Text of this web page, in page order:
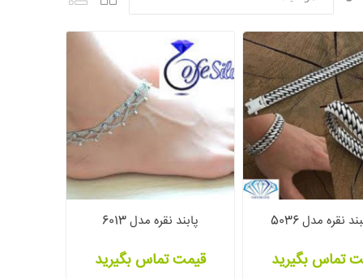
نقره مدل 5036
تماس بگیرید
پابند نقره مدل 6013
قیمت تماس بگیرید